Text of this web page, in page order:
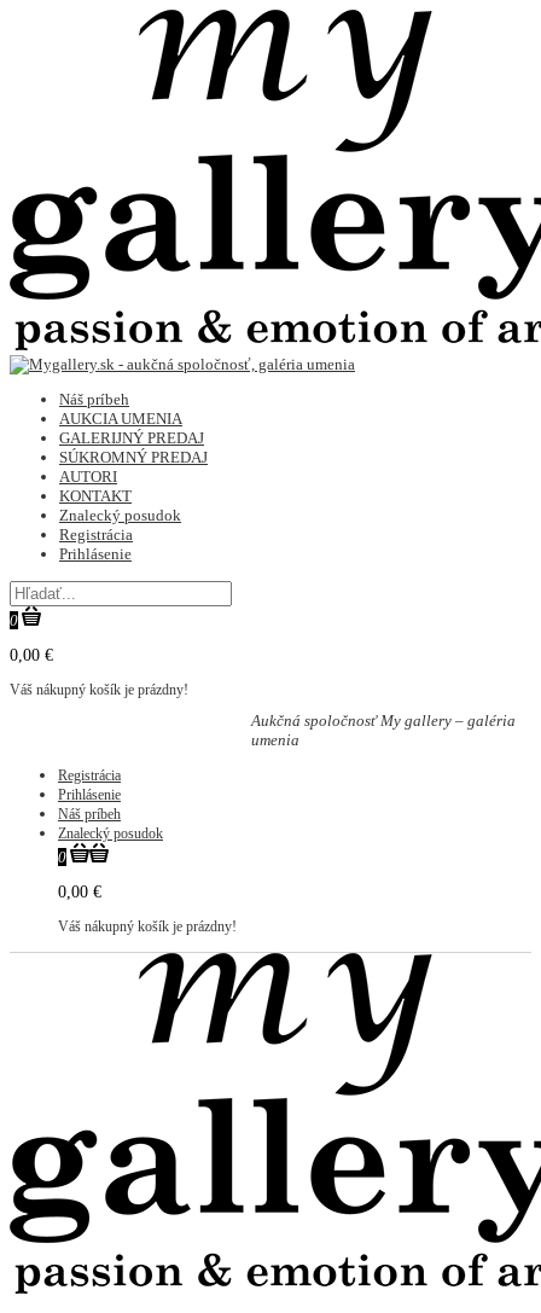
Náš príbeh
AUKCIA UMENIA
GALERIJNÝ PREDAJ
SÚKROMNÝ PREDAJ
AUTORI
KONTAKT
Znalecký posudok
Registrácia
Prihlásenie
0
0,00 €
Váš nákupný košík je prázdny!
Aukčná spoločnosť My gallery – galéria
umenia
Registrácia
Prihlásenie
Náš príbeh
Znalecký posudok
0
0,00 €
Váš nákupný košík je prázdny!